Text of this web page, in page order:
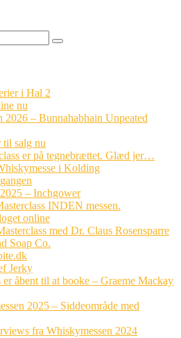
i Hal 2
nu
2026 – Bunnahabhain Unpeated
til salg nu
er på tegnebrættet. Glæd jer…
i Kolding
– Inchgower
INDEN messen.
online
med Dr. Claus Rosensparre
Soap Co.
Jerky
er åbent til at booke – Graeme Mackay
2025 – Siddeområde med
fra Whiskymessen 2024